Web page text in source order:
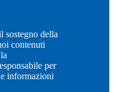
sostegno della
contenuti
per
informazioni